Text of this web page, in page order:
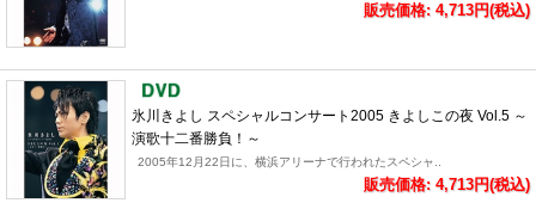
販売価格: 4,713円(税込)
氷川きよし スペシャルコンサート2005 きよしこの夜 Vol.5 ～
演歌十二番勝負！～
2005年12月22日に、横浜アリーナで行われたスペシャ..
販売価格: 4,713円(税込)